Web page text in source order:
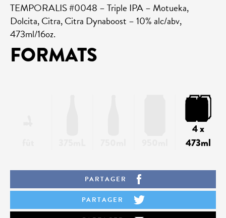
TEMPORALIS #0048 – Triple IPA – Motueka,
Dolcita, Citra, Citra Dynaboost – 10% alc/abv,
473ml/16oz.
FORMATS
4 x
473ml
PARTAGER
PARTAGER